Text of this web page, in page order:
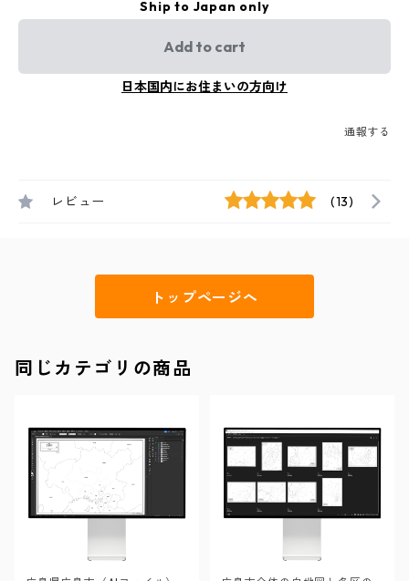
Ship to Japan only
Add to cart
日本国内にお住まいの方向け
通報する
レビュー (13)
トップページへ
同じカテゴリの商品